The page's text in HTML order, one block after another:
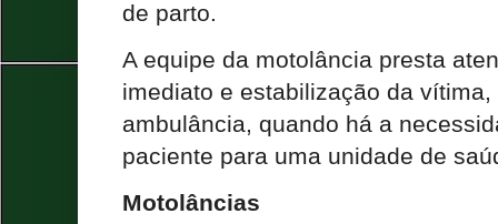
de parto.
A equipe da motolância presta
imediato e estabilização da
ambulância, quando há a
paciente para uma unidade de
Motolâncias